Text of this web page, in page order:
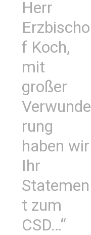
Herr
Erzbischo
f Koch,
mit
großer
Verwunde
rung
haben wir
Ihr
Statemen
t zum
CSD…“